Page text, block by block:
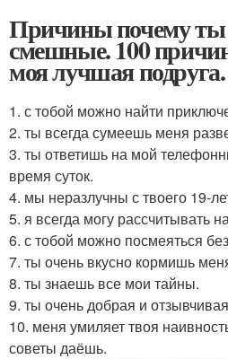
Причины почему ты
смешные. 100
моя лучшая подруга.
1. с тобой можно найти
2. ты всегда сумеешь меня
3. ты ответишь на мой
время суток.
4. мы неразлучны с твоего 19-
5. я всегда могу рассчитывать
6. с тобой можно посмеяться
7. ты очень вкусно кормишь
8. ты знаешь все мои тайны.
9. ты очень добрая и
10. меня умиляет твоя
советы даёшь.